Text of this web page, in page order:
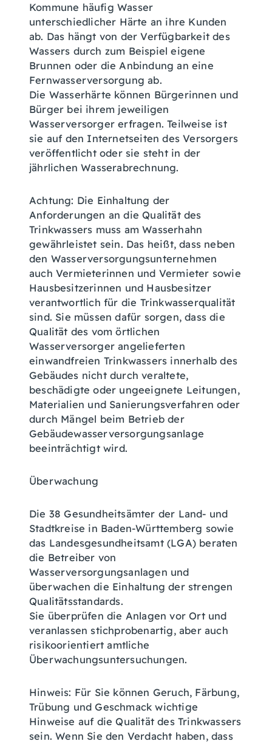
Kommune häufig Wasser
unterschiedlicher Härte an ihre Kunden
ab. Das hängt von der Verfügbarkeit des
Wassers durch zum Beispiel eigene
Brunnen oder die Anbindung an eine
Fernwasserversorgung ab.
Die Wasserhärte können Bürgerinnen und
Bürger bei ihrem jeweiligen
Wasserversorger erfragen. Teilweise ist
sie auf den Internetseiten des Versorgers
veröffentlicht oder sie steht in der
jährlichen Wasserabrechnung.
Achtung: Die Einhaltung der
Anforderungen an die Qualität des
Trinkwassers muss am Wasserhahn
gewährleistet sein. Das heißt, dass neben
den Wasserversorgungsunternehmen
auch Vermieterinnen und Vermieter sowie
Hausbesitzerinnen und Hausbesitzer
verantwortlich für die Trinkwasserqualität
sind. Sie müssen dafür sorgen, dass die
Qualität des vom örtlichen
Wasserversorger angelieferten
einwandfreien Trinkwassers innerhalb des
Gebäudes nicht durch veraltete,
beschädigte oder ungeeignete Leitungen,
Materialien und Sanierungsverfahren oder
durch Mängel beim Betrieb der
Gebäudewasserversorgungsanlage
beeinträchtigt wird.
Überwachung
Die 38 Gesundheitsämter der Land- und
Stadtkreise in Baden-Württemberg sowie
das Landesgesundheitsamt (LGA) beraten
die Betreiber von
Wasserversorgungsanlagen und
überwachen die Einhaltung der strengen
Qualitätsstandards.
Sie überprüfen die Anlagen vor Ort und
veranlassen stichprobenartig, aber auch
risikoorientiert amtliche
Überwachungsuntersuchungen.
Hinweis: Für Sie können Geruch, Färbung,
Trübung und Geschmack wichtige
Hinweise auf die Qualität des Trinkwassers
sein. Wenn Sie den Verdacht haben, dass